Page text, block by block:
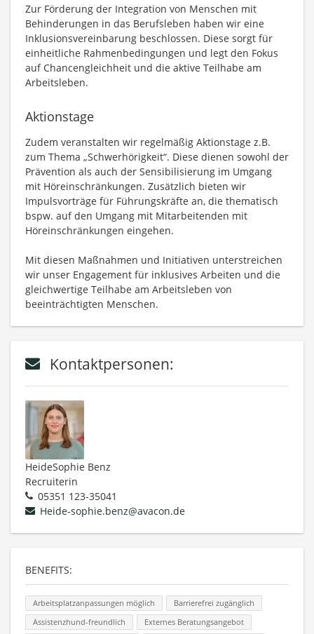
Zur Förderung der Integration von Menschen mit
Behinderungen in das Berufsleben haben wir eine
Inklusionsvereinbarung beschlossen. Diese sorgt für
einheitliche Rahmenbedingungen und legt den Fokus
auf Chancengleichheit und die aktive Teilhabe am
Arbeitsleben.
Aktionstage
Zudem veranstalten wir regelmäßig Aktionstage z.B.
zum Thema „Schwerhörigkeit“. Diese dienen sowohl der
Prävention als auch der Sensibilisierung im Umgang
mit Höreinschränkungen. Zusätzlich bieten wir
Impulsvorträge für Führungskräfte an, die thematisch
bspw. auf den Umgang mit Mitarbeitenden mit
Höreinschränkungen eingehen.
Mit diesen Maßnahmen und Initiativen unterstreichen
wir unser Engagement für inklusives Arbeiten und die
gleichwertige Teilhabe am Arbeitsleben von
beeinträchtigten Menschen.
Kontaktpersonen:
HeideSophie Benz
Recruiterin
05351 123-35041
Heide-sophie.benz@avacon.de
BENEFITS:
Arbeitsplatzanpassungen möglich
Barrierefrei zugänglich
Assistenzhund-freundlich
Externes Beratungsangebot